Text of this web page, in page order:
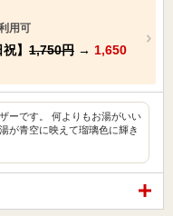
用可
】 1,750円 → 1,650
ーです。 何よりもお湯がいい
が青空に映えて瑠璃色に輝き